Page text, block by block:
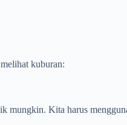
kuburan:
mungkin. Kita harus